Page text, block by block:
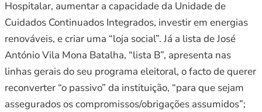
Hospitalar, aumentar a capacidade da Unidade de
Cuidados Continuados Integrados, investir em energias
renováveis, e criar uma “loja social”. Já a lista de José
António Vila Mona Batalha, “lista B”, apresenta nas
linhas gerais do seu programa eleitoral, o facto de querer
reconverter “o passivo” da instituição, “para que sejam
assegurados os compromissos/obrigações assumidos”;